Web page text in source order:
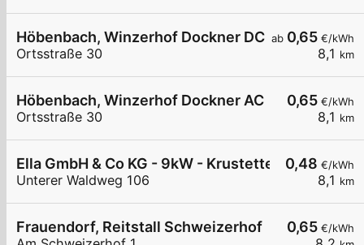
ab 0,65 €/kWh
8,1 km
Höbenbach, Winzerhof Dockner DC
Ortsstraße 30
0,65 €/kWh
8,1 km
Höbenbach, Winzerhof Dockner AC
Ortsstraße 30
0,48 €/kWh
8,1 km
Ella GmbH & Co KG - 9kW - Krustetten -
Unterer Waldweg 106
0,65 €/kWh
Frauendorf, Reitstall Schweizerhof